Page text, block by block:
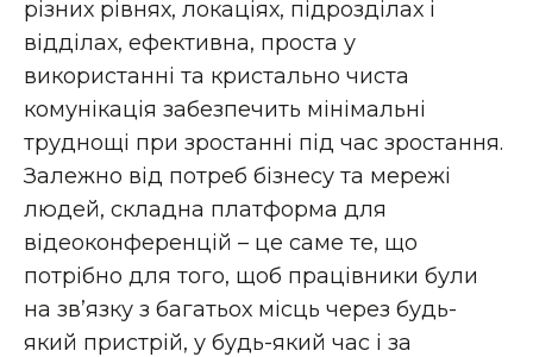
різних рівнях, локаціях, підрозділах і
відділах, ефективна, проста у
використанні та кристально чиста
комунікація забезпечить мінімальні
труднощі при зростанні під час зростання.
Залежно від потреб бізнесу та мережі
людей, складна платформа для
відеоконференцій – це саме те, що
потрібно для того, щоб працівники були
на зв’язку з багатьох місць через будь-
який пристрій, у будь-який час і за